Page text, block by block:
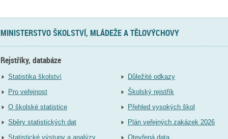
MINISTERSTVO ŠKOLSTVÍ, MLÁDEŽE A TĚLOVÝCHOVY
Rejstříky, databáze
Statistika školství
Pro veřejnost
O školské statistice
Sběry statistických dat
Statistické výstupy a analýzy
Důležité odkazy
Školský rejstřík
Přehled vysokých škol
Plán veřejných zakázek 2026
Otevřená data